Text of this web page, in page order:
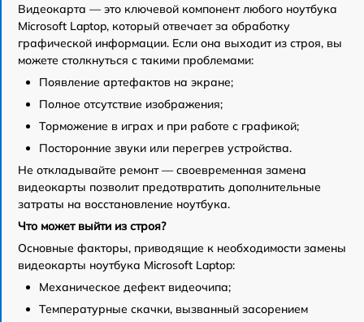
Видеокарта — это ключевой компонент любого ноутбука
Microsoft Laptop, который отвечает за обработку
графической информации. Если она выходит из строя, вы
можете столкнуться с такими проблемами:
Появление артефактов на экране;
Полное отсутствие изображения;
Торможение в играх и при работе с графикой;
Посторонние звуки или перегрев устройства.
Не откладывайте ремонт — своевременная замена
видеокарты позволит предотвратить дополнительные
затраты на восстановление ноутбука.
Что может выйти из строя?
Основные факторы, приводящие к необходимости замены
видеокарты ноутбука Microsoft Laptop:
Механическое дефект видеочипа;
Температурные скачки, вызванный засорением